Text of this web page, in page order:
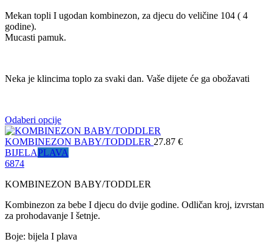
Mekan topli I ugodan kombinezon, za djecu do veličine 104 ( 4
godine).
Mucasti pamuk.
Neka je klincima toplo za svaki dan. Vaše dijete će ga obožavati
Odaberi opcije
KOMBINEZON BABY/TODDLER 27.87 €
BIJELAPLAVA
6874
KOMBINEZON BABY/TODDLER
Kombinezon za bebe I djecu do dvije godine. Odličan kroj, izvrstan
za prohodavanje I šetnje.
Boje: bijela I plava